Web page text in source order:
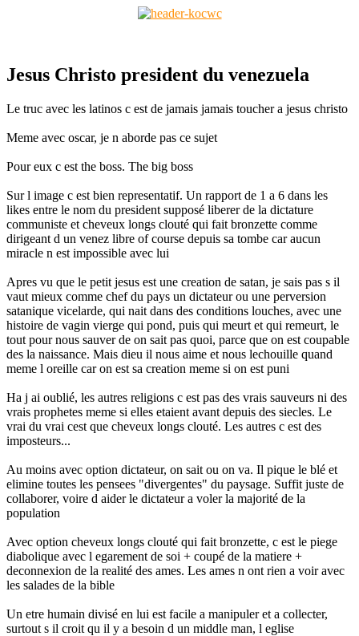
Jesus Christo president du venezuela
Le truc avec les latinos c est de jamais jamais toucher a jesus christo
Meme avec oscar, je n aborde pas ce sujet
Pour eux c est the boss. The big boss
Sur l image c est bien representatif. Un rapport de 1 a 6 dans les
likes entre le nom du president supposé liberer de la dictature
communiste et cheveux longs clouté qui fait bronzette comme
dirigeant d un venez libre of course depuis sa tombe car aucun
miracle n est impossible avec lui
Apres vu que le petit jesus est une creation de satan, je sais pas s il
vaut mieux comme chef du pays un dictateur ou une perversion
satanique vicelarde, qui nait dans des conditions louches, avec une
histoire de vagin vierge qui pond, puis qui meurt et qui remeurt, le
tout pour nous sauver de on sait pas quoi, parce que on est coupable
des la naissance. Mais dieu il nous aime et nous lechouille quand
meme l oreille car on est sa creation meme si on est puni
Ha j ai oublié, les autres religions c est pas des vrais sauveurs ni des
vrais prophetes meme si elles etaient avant depuis des siecles. Le
vrai du vrai cest que cheveux longs clouté. Les autres c est des
imposteurs...
Au moins avec option dictateur, on sait ou on va. Il pique le blé et
elimine toutes les pensees "divergentes" du paysage. Suffit juste de
collaborer, voire d aider le dictateur a voler la majorité de la
population
Avec option cheveux longs clouté qui fait bronzette, c est le piege
diabolique avec l egarement de soi + coupé de la matiere +
deconnexion de la realité des ames. Les ames n ont rien a voir avec
les salades de la bible
Un etre humain divisé en lui est facile a manipuler et a collecter,
surtout s il croit qu il y a besoin d un middle man, l eglise